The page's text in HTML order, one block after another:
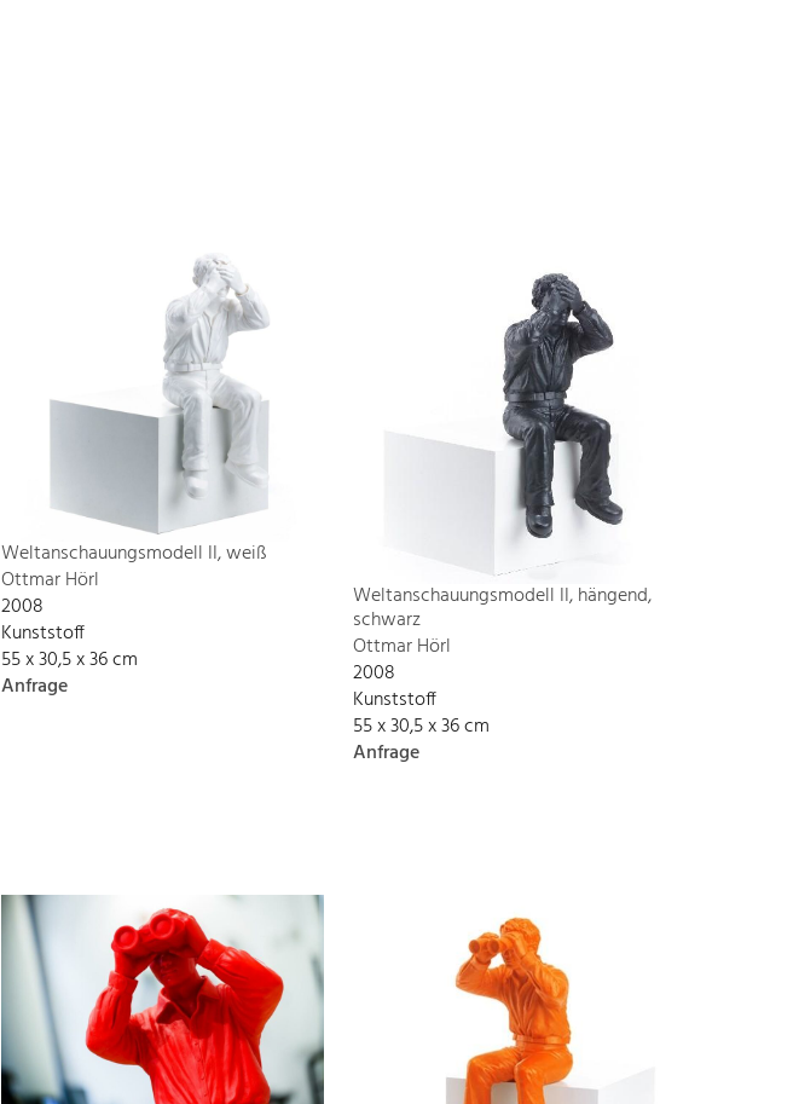
Weltanschauungsmodell II, weiß
Ottmar Hörl
2008
Kunststoff
55 x 30,5 x 36 cm
Anfrage
Weltanschauungsmodell II, hängend,
schwarz
Ottmar Hörl
2008
Kunststoff
55 x 30,5 x 36 cm
Anfrage